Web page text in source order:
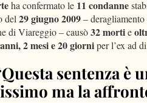
ha confermato le 11 condanne
del 29 giugno 2009–
di Viareggio – causò32 mortie
2 mesi e 20 giorniper l’ex ad
sentenza è
ma la